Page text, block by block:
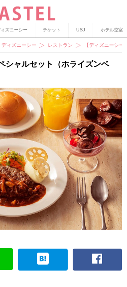
ズニーシー チケット USJ ホテル空室
ディズニーシー レストラン 【ディズニーシ
シャルセット（ホライズンベ